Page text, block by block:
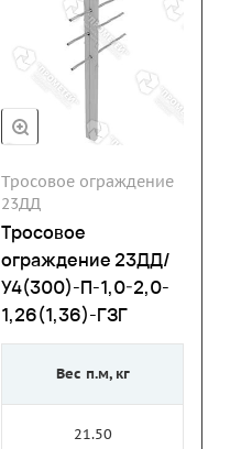
Тросовое ограждение
23ДД
Тросовое
ограждение 23ДД/
У4(300)-П-1,0-2,0-
1,26(1,36)-ГЗГ
Вес п.м, кг
21.50